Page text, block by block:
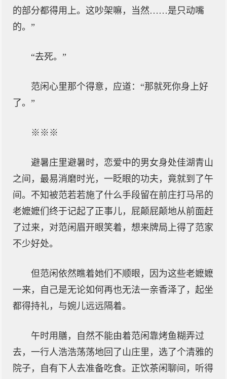
的部分都得用上。这吵架嘛，当然……是只动嘴
的。”
“去死。”
范闲心里那个得意，应道：“那就死你身上好
了。”
※※※
避暑庄里避暑时，恋爱中的男女身处佳湖青山
之间，最易消磨时光，一眨眼的功夫，竟就到了午
间。不知被范若若施了什么手段留在前庄打马吊的
老嬷嬷们终于记起了正事儿，屁颠屁颠地从前面赶
了过来，对范闲眉开眼笑着，想来牌局上得了范家
不少好处。
但范闲依然瞧着她们不顺眼，因为这些老嬷嬷
一来，自己是无论如何再也无法一亲香泽了，起坐
都得持礼，与婉儿远远隔着。
午时用膳，自然不能由着范闲靠烤鱼糊弄过
去，一行人浩浩荡荡地回了山庄里，选了个清雅的
院子，自有下人去准备吃食。正饮茶闲聊间，听得